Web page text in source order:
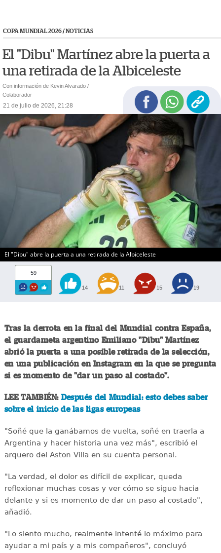
COPA MUNDIAL 2026/NOTICIAS
El "Dibu" Martínez abre la puerta a
una retirada de la Albiceleste
Con información de Kevin Alvarado /
Colaborador
21 de julio de 2026, 21:28
El "Dibu" abre la puerta a una retirada de la Albiceleste
59
14 11 15 19
Tras la derrota en la final del Mundial contra España,
el guardameta argentino Emiliano "Dibu" Martínez
abrió la puerta a una posible retirada de la selección,
en una publicación en Instagram en la que se pregunta
si es momento de "dar un paso al costado".
LEE TAMBIÉN: Después del Mundial: esto debes saber
sobre el inicio de las ligas europeas
"Soñé que la ganábamos de vuelta, soñé en traerla a
Argentina y hacer historia una vez más", escribió el
arquero del Aston Villa en su cuenta personal.
"La verdad, el dolor es difícil de explicar, queda
reflexionar muchas cosas y ver cómo se sigue hacia
delante y si es momento de dar un paso al costado",
añadió.
"Lo siento mucho, realmente intenté lo máximo para
ayudar a mi país y a mis compañeros", concluyó